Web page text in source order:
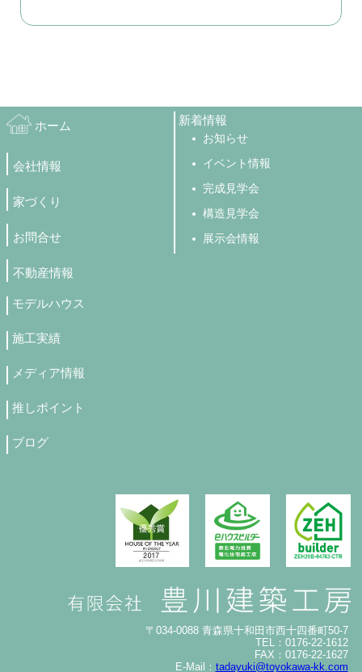
ホーム
会社情報
家づくり
お問合せ
不動産情報
新着情報
お知らせ
イベント情報
完成見学会
構造見学会
展示会情報
モデルハウス
施工実績
メディア情報
推しポイント
ブログ
〒034-0088 青森県十和田市西十四番町50-7
TEL：0176-22-1612
FAX：0176-22-1627
E-Mail： tadayuki@toyokawa-kk.com